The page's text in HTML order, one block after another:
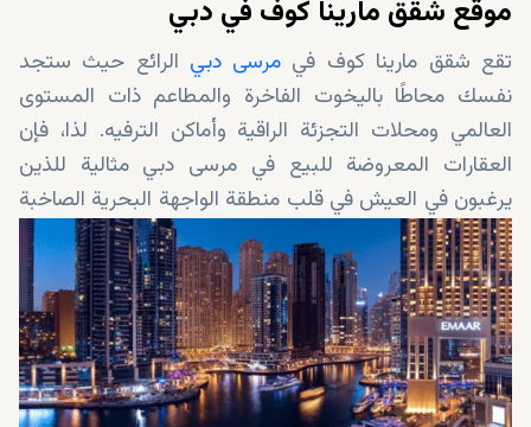
موقع شقق مارينا كوف في دبي
تقع شقق مارينا كوف في مرسى دبي الرائع حيث ستجد
نفسك محاطًا باليخوت الفاخرة والمطاعم ذات المستوى
العالمي ومحلات التجزئة الراقية وأماكن الترفيه. لذا، فإن
العقارات المعروضة للبيع في مرسى دبي مثالية للذين
يرغبون في العيش في قلب منطقة الواجهة البحرية الصاخبة
في دبي. بالإضافة إلى ذلك، ستكون شقتك هنا متصلة
بسهولة بمترو دبي. لذا، ستكون كل وجهة في المدينة على
بعد دقائق فقط. وتبلغ المسافة من مرسى دبي إلى وسط
دبي 20 دقيقة فقط بالسيارة.